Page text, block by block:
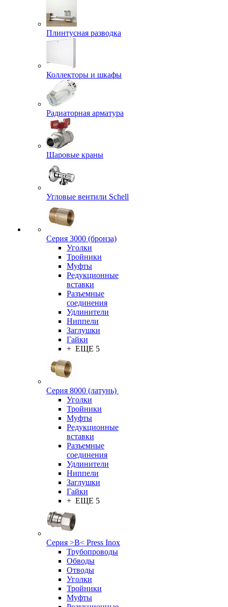
Плинтусная разводка
Коллекторы и шкафы
Радиаторная арматура
Шаровые краны
Угловые вентили Schell
Серия 3000 (бронза)
Уголки
Тройники
Муфты
Редукционные
вставки
Разъемные
соединения
Удлинители
Ниппели
Заглушки
Гайки
+ ЕЩЕ 5
Серия 8000 (латунь)
Уголки
Тройники
Муфты
Редукционные
вставки
Разъемные
соединения
Удлинители
Ниппели
Заглушки
Гайки
+ ЕЩЕ 5
Серия >B< Press Inox
Трубопроводы
Обводы
Отводы
Уголки
Тройники
Муфты